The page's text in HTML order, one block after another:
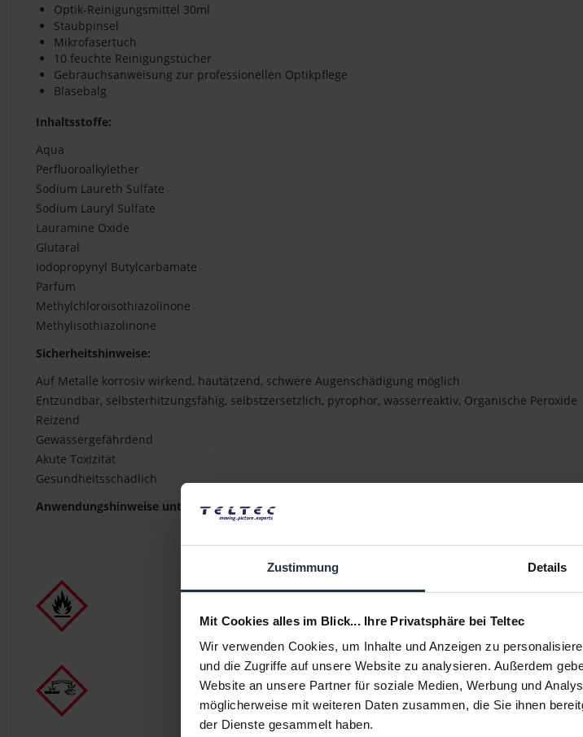
Zustimmung Details
Mit Cookies alles im Blick... Ihre Privatsphäre bei Teltec
Wir verwenden Cookies, um Inhalte und Anzeigen zu
und die Zugriffe auf unsere Website zu analysieren. Außerdem
Website an unsere Partner für soziale Medien, Werbung und
möglicherweise mit weiteren Daten zusammen, die Sie ihnen
der Dienste gesammelt haben.
Optik-Reinigungsmittel 30ml
Staubpinsel
Mikrofasertuch
10 feuchte Reinigungstücher
Gebrauchsanweisung zur professionellen Optikpflege
Blasebalg
Inhaltsstoffe:
Aqua
Perfluoroalkylether
Sodium Laureth Sulfate
Sodium Lauryl Sulfate
Lauramine Oxide
Glutaral
Iodopropynyl Butylcarbamate
Parfüm
Methylchloroisothiazolinone
Methylisothiazolinone
Sicherheitshinweise:
Auf Metalle korrosiv wirkend, hautätzend, schwere Augenschädigung möglich
Entzündbar, selbsterhitzungsfähig, selbstzersetzlich, pyrophor, wasserreaktiv, Organische Peroxide
Reizend
Gewässergefährdend
Akute Toxizität
Gesundheitsschädlich
Anwendungshinweise unter
www.zeiss.de/photo/reinigung